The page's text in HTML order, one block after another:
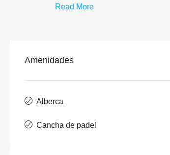
Read More
Amenidades
Alberca
Cancha de padel